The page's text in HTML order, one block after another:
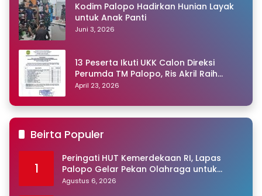
Kodim Palopo Hadirkan Hunian Layak
untuk Anak Panti
Juni 3, 2026
13 Peserta Ikuti UKK Calon Direksi
Perumda TM Palopo, Ris Akril Raih
Peringkat Pertama
April 23, 2026
Beirta Populer
1
Peringati HUT Kemerdekaan RI, Lapas
Palopo Gelar Pekan Olahraga untuk
Warga Binaan
Agustus 6, 2026